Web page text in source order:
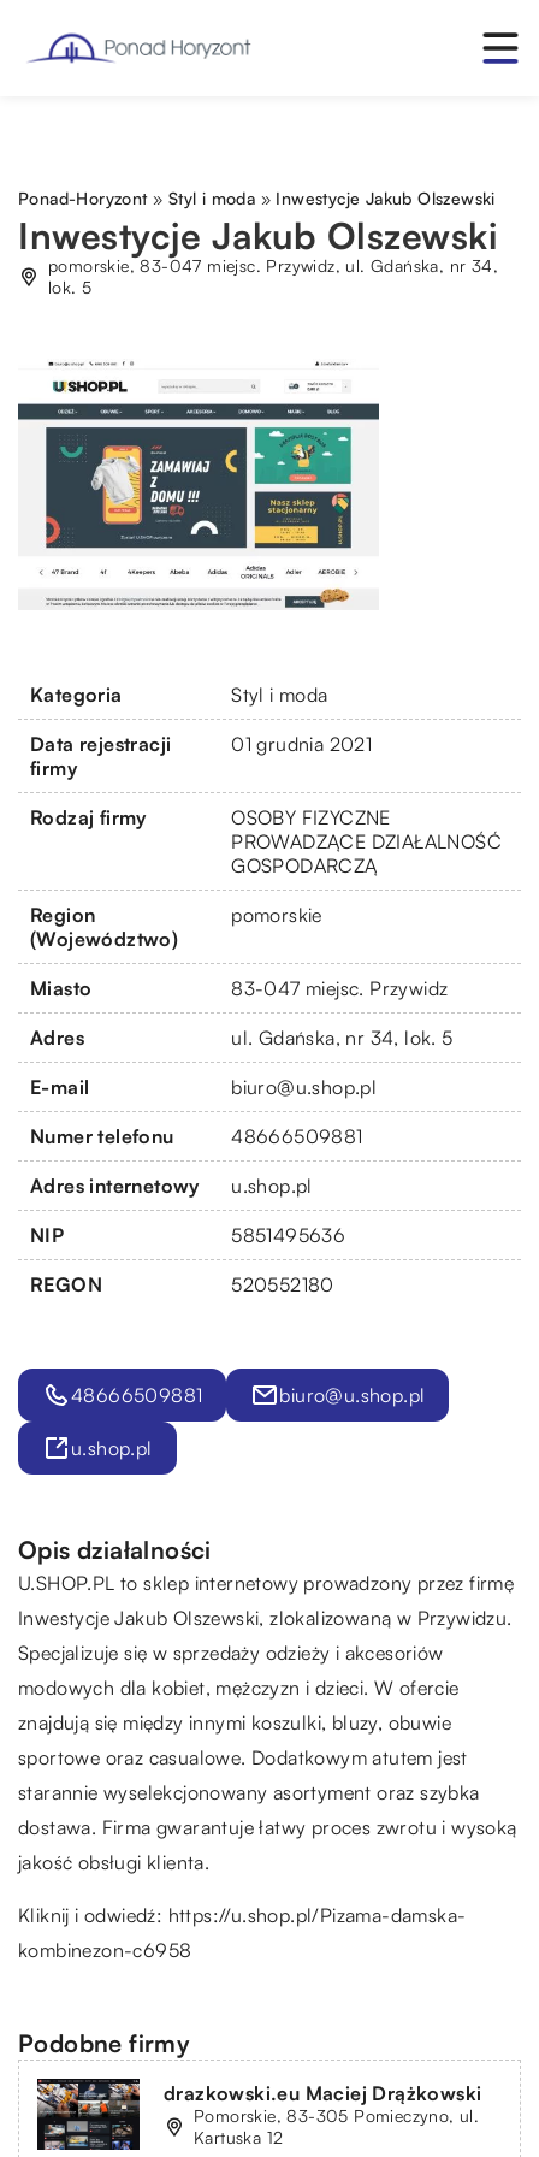
Ponad-Horyzont» Styl i moda » Inwestycje Jakub Olszewski
Inwestycje Jakub Olszewski
pomorskie, 83-047 miejsc. Przywidz, ul. Gdańska, nr 34,
lok. 5
Kategoria Styl i moda
Data rejestracji
firmy
01 grudnia 2021
Rodzaj firmy
OSOBY FIZYCZNE
PROWADZĄCE DZIAŁALNOŚĆ
GOSPODARCZĄ
Region
(Województwo)
pomorskie
Miasto 83-047 miejsc. Przywidz
Adres ul. Gdańska, nr 34, lok. 5
E-mail biuro@u.shop.pl
Numer telefonu 48666509881
Adres internetowy u.shop.pl
NIP 5851495636
REGON 520552180
48666509881 biuro@u.shop.pl
u.shop.pl
Opis działalności
U.SHOP.PL to sklep internetowy prowadzony przez firmę
Inwestycje Jakub Olszewski, zlokalizowaną w Przywidzu.
Specjalizuje się w sprzedaży odzieży i akcesoriów
modowych dla kobiet, mężczyzn i dzieci. W ofercie
znajdują się między innymi koszulki, bluzy, obuwie
sportowe oraz casualowe. Dodatkowym atutem jest
starannie wyselekcjonowany asortyment oraz szybka
dostawa. Firma gwarantuje łatwy proces zwrotu i wysoką
jakość obsługi klienta.
Kliknij i odwiedź: https://u.shop.pl/Pizama-damska-
kombinezon-c6958
Podobne firmy
drazkowski.eu Maciej Drążkowski
Pomorskie, 83-305 Pomieczyno, ul.
Kartuska 12